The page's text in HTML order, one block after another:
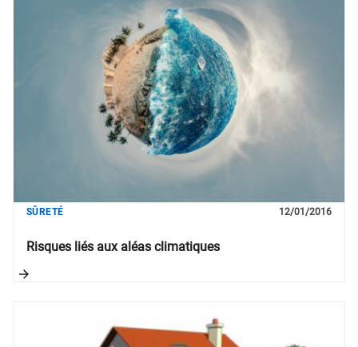
Risques liés aux aléas climatiques
SÛRETÉ 12/01/2016